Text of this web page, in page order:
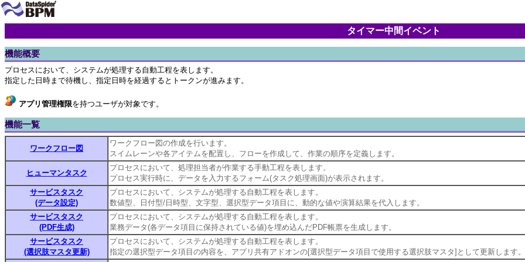
タイマー中間イベント
機能概要
プロセスにおいて、システムが処理する自動工程を表します。
指定した日時まで待機し、指定日時を経過するとトークンが進みます。
アプリ管理権限を持つユーザが対象です。
機能一覧
ワークフロー図
ワークフロー図の作成を行います。
スイムレーンや各アイテムを配置し、フローを作成して、作業の順序を定義します。
ヒューマンタスク
プロセスにおいて、処理担当者が作業する手動工程を表します。
プロセス実行時に、データを入力するフォーム(タスク処理画面)が表示されます。
サービスタスク
(データ設定)
プロセスにおいて、システムが処理する自動工程を表します。
数値型、日付型/日時型、文字型、選択型データ項目に、動的な値や演算結果を代入します。
サービスタスク
(PDF生成)
プロセスにおいて、システムが処理する自動工程を表します。
業務データ(各データ項目に保持されている値)を埋め込んだPDF帳票を生成します。
サービスタスク
(選択肢マスタ更新)
プロセスにおいて、システムが処理する自動工程を表します。
指定の選択型データ項目の内容を、アプリ共有アドオンの[選択型データ項目で使用する選択肢マスタ]として更新します。